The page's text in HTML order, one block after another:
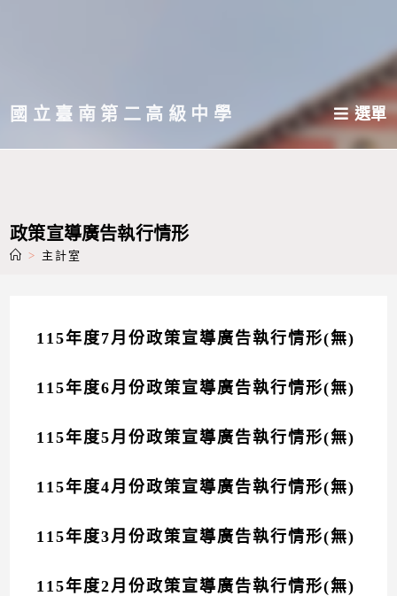
主國立臺南第二高級中學 選單
政策宣導廣告執行情形
> 主計室
115年度7月份政策宣導廣告執行情形(無)
115年度6月份政策宣導廣告執行情形(無)
115年度5月份政策宣導廣告執行情形(無)
115年度4月份政策宣導廣告執行情形(無)
115年度3月份政策宣導廣告執行情形(無)
115年度2月份政策宣導廣告執行情形(無)